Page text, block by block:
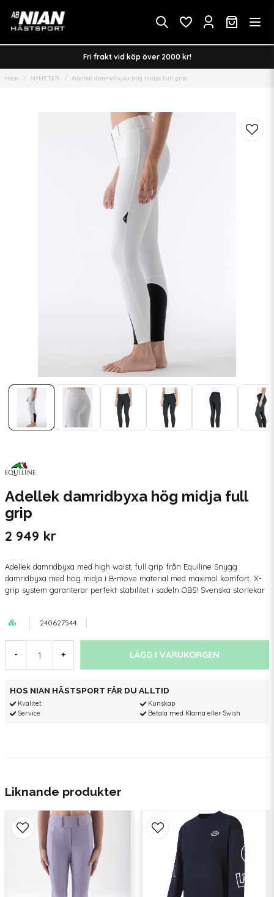
Fri frakt vid köp över 2000 kr!
Hem NYHETER Adellek damridbyxa hög midja full grip
Adellek damridbyxa hög midja full
grip
2 949 kr
Adellek damridbyxa med high waist, full grip från Equiline Snygg
damridbyxa med hög midja i B-move material med maximal komfort. X-
grip system garanterar perfekt stabilitet i sadeln OBS! Svenska storlekar
240627544
- + LÄGG I VARUKORGEN
HOS NIAN HÄSTSPORT FÅR DU ALLTID
Kvalitet
Service
Kunskap
Betala med Klarna eller Swish
Liknande produkter